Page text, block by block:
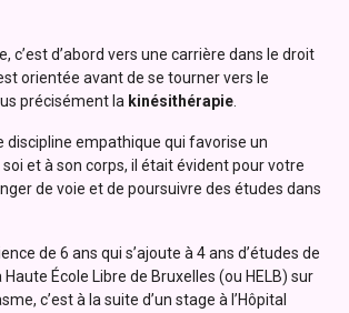
c’est d’abord vers une carrière dans le droit
orientée avant de se tourner vers le
précisément la kinésithérapie
discipline empathique qui favorise un
et à son corps, il était évident pour votre
de voie et de poursuivre des études dans
de 6 ans qui s’ajoute à 4 ans d’études de
École Libre de Bruxelles (ou HELB) sur
c’est à la suite d’un stage à l’Hôpital